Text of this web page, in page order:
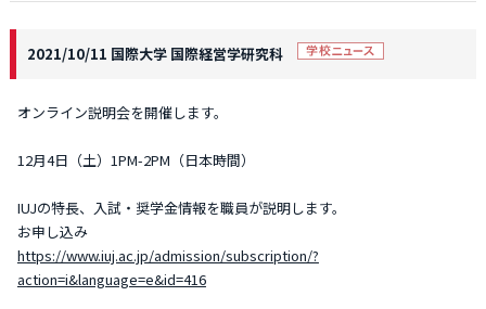
2021/10/11 国際大学 国際経営学研究科
オンライン説明会を開催します。
12月4日（土）1PM-2PM（日本時間）
IUJの特長、入試・奨学金情報を職員が説明します。
お申し込み
https://www.iuj.ac.jp/admission/subscription/?
action=i&language=e&id=416